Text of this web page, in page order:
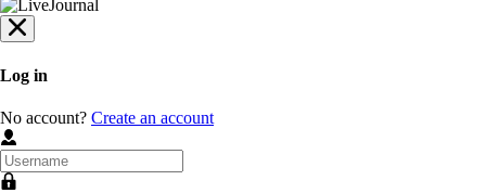
Log in
No account? Create an account